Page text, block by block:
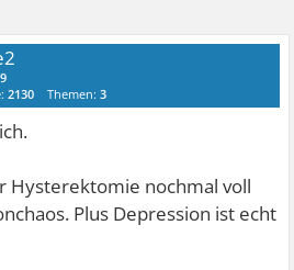
2130 Themen:3
Hysterektomie nochmal voll
Plus Depression ist echt